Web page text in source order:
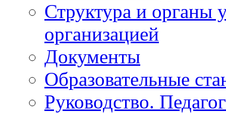
Структура и органы
организацией
Документы
Образовательные
Руководство.